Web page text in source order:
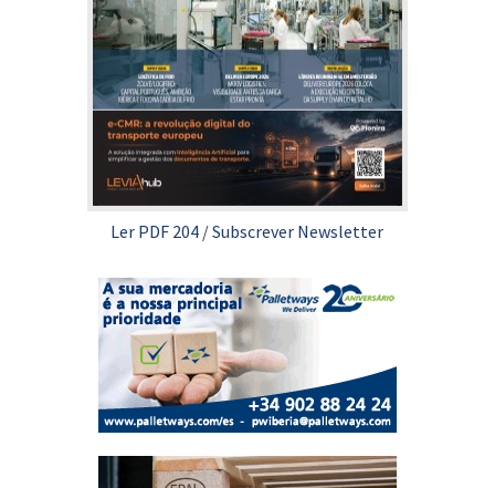
Ler PDF 204 /Subscrever Newsletter